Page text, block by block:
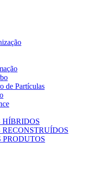
de Partículas
HÍBRIDOS
RECONSTRUÍDOS
PRODUTOS